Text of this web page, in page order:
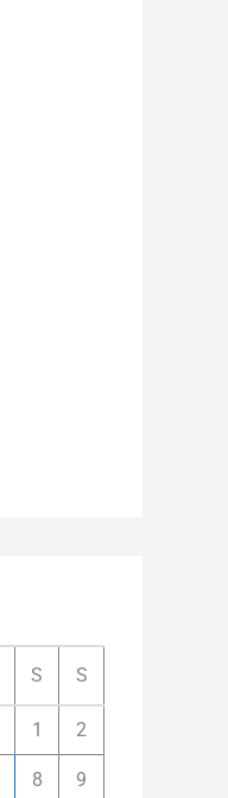
S S
1 2
8 9